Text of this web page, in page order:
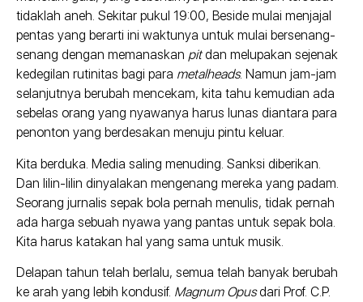
tidaklah aneh. Sekitar pukul 19:00, Beside mulai menjajal
pentas yang berarti ini waktunya untuk mulai bersenang-
senang dengan memanaskan pitdan melupakan sejenak
kedegilan rutinitas bagi para metalheads. Namun jam-jam
selanjutnya berubah mencekam, kita tahu kemudian ada
sebelas orang yang nyawanya harus lunas diantara para
penonton yang berdesakan menuju pintu keluar.
Kita berduka. Media saling menuding. Sanksi diberikan.
Dan lilin-lilin dinyalakan mengenang mereka yang padam.
Seorang jurnalis sepak bola pernah menulis, tidak pernah
ada harga sebuah nyawa yang pantas untuk sepak bola.
Kita harus katakan hal yang sama untuk musik.
Delapan tahun telah berlalu, semua telah banyak berubah
ke arah yang lebih kondusif. Magnum Opusdari Prof. C.P.